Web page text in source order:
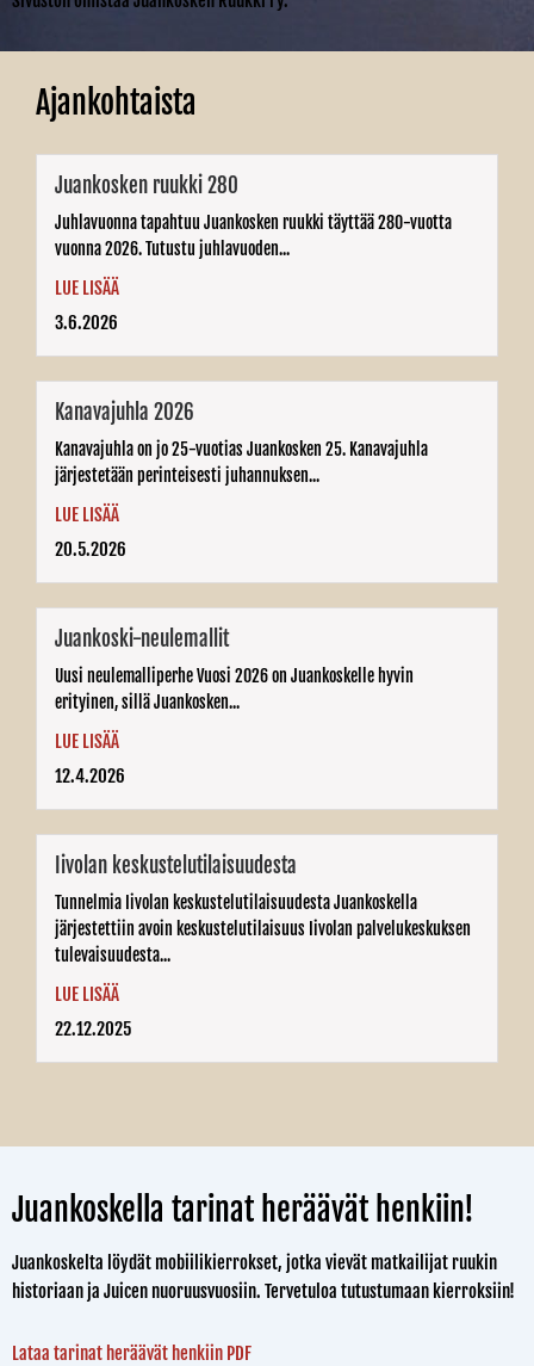
Ajankohtaista
Juankosken ruukki 280
Juhlavuonna tapahtuu Juankosken ruukki täyttää 280-vuotta
vuonna 2026. Tutustu juhlavuoden...
LUE LISÄÄ
3.6.2026
Kanavajuhla 2026
Kanavajuhla on jo 25-vuotias Juankosken 25. Kanavajuhla
järjestetään perinteisesti juhannuksen...
LUE LISÄÄ
20.5.2026
Juankoski-neulemallit
Uusi neulemalliperhe Vuosi 2026 on Juankoskelle hyvin
erityinen, sillä Juankosken...
LUE LISÄÄ
12.4.2026
Iivolan keskustelutilaisuudesta
Tunnelmia Iivolan keskustelutilaisuudesta Juankoskella
järjestettiin avoin keskustelutilaisuus Iivolan palvelukeskuksen
tulevaisuudesta...
LUE LISÄÄ
22.12.2025
Juankoskella tarinat heräävät henkiin!
Juankoskelta löydät mobiilikierrokset, jotka vievät matkailijat ruukin
historiaan ja Juicen nuoruusvuosiin. Tervetuloa tutustumaan kierroksiin!
Lataa tarinat heräävät henkiin PDF